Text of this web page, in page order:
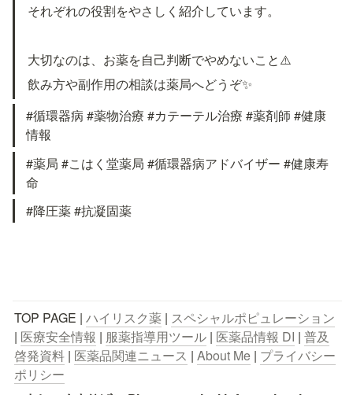
それぞれの役割をやさしく紹介しています。
大切なのは、お薬を自己判断でやめないこと⚠️
飲み方や副作用の相談は薬局へどうぞ✨
#循環器病 #薬物治療 #カテーテル治療 #薬剤師 #健康
情報
#薬局 #こはく堂薬局 #循環器病アドバイザー #健康寿
命
#降圧薬 #抗凝固薬
TOP PAGE | ハイリスク薬 | スペシャルポピュレーション
| 医療安全情報 | 服薬指導用ツール | 医薬品情報 DI | 普及
啓発資料 | 医薬品関連ニュース | About Me | プライバシー
ポリシー